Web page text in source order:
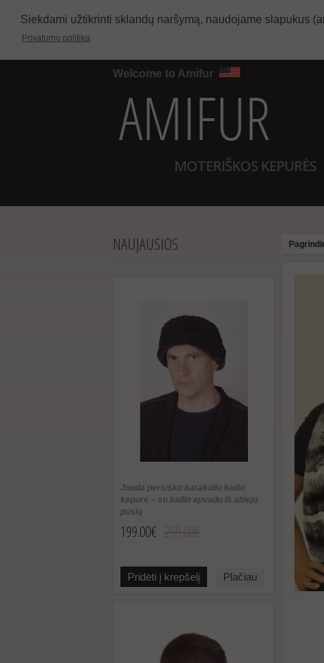
Siekdami užtikrinti sklandų naršymą, naudojame slapukus
Privatumo politika
Welcome to Amifur
MOTERIŠKOS KEPURĖS
NAUJAUSIOS
Juoda persiško karakulio kailio
kepurė – su kailio apvadu iš abiejų
pusių
199.00€
Pridėti į krepšelį Plačiau